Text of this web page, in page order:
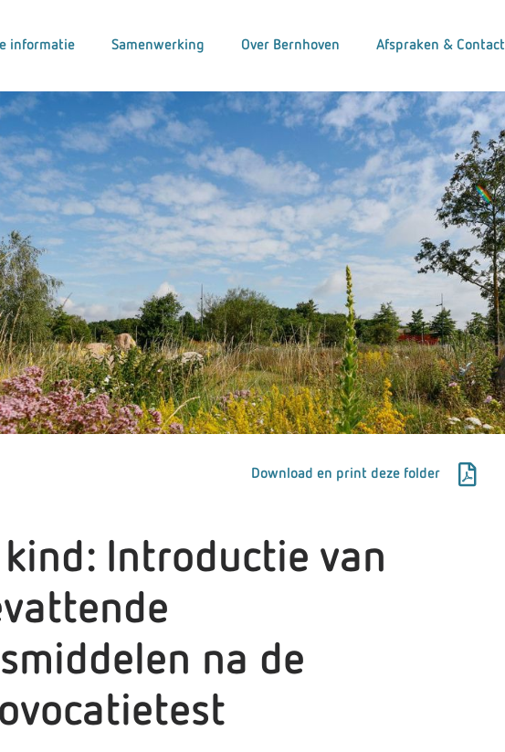
informatie Samenwerking Over Bernhoven Afspraken & Contact
Download en print deze folder
Introductie van
na de